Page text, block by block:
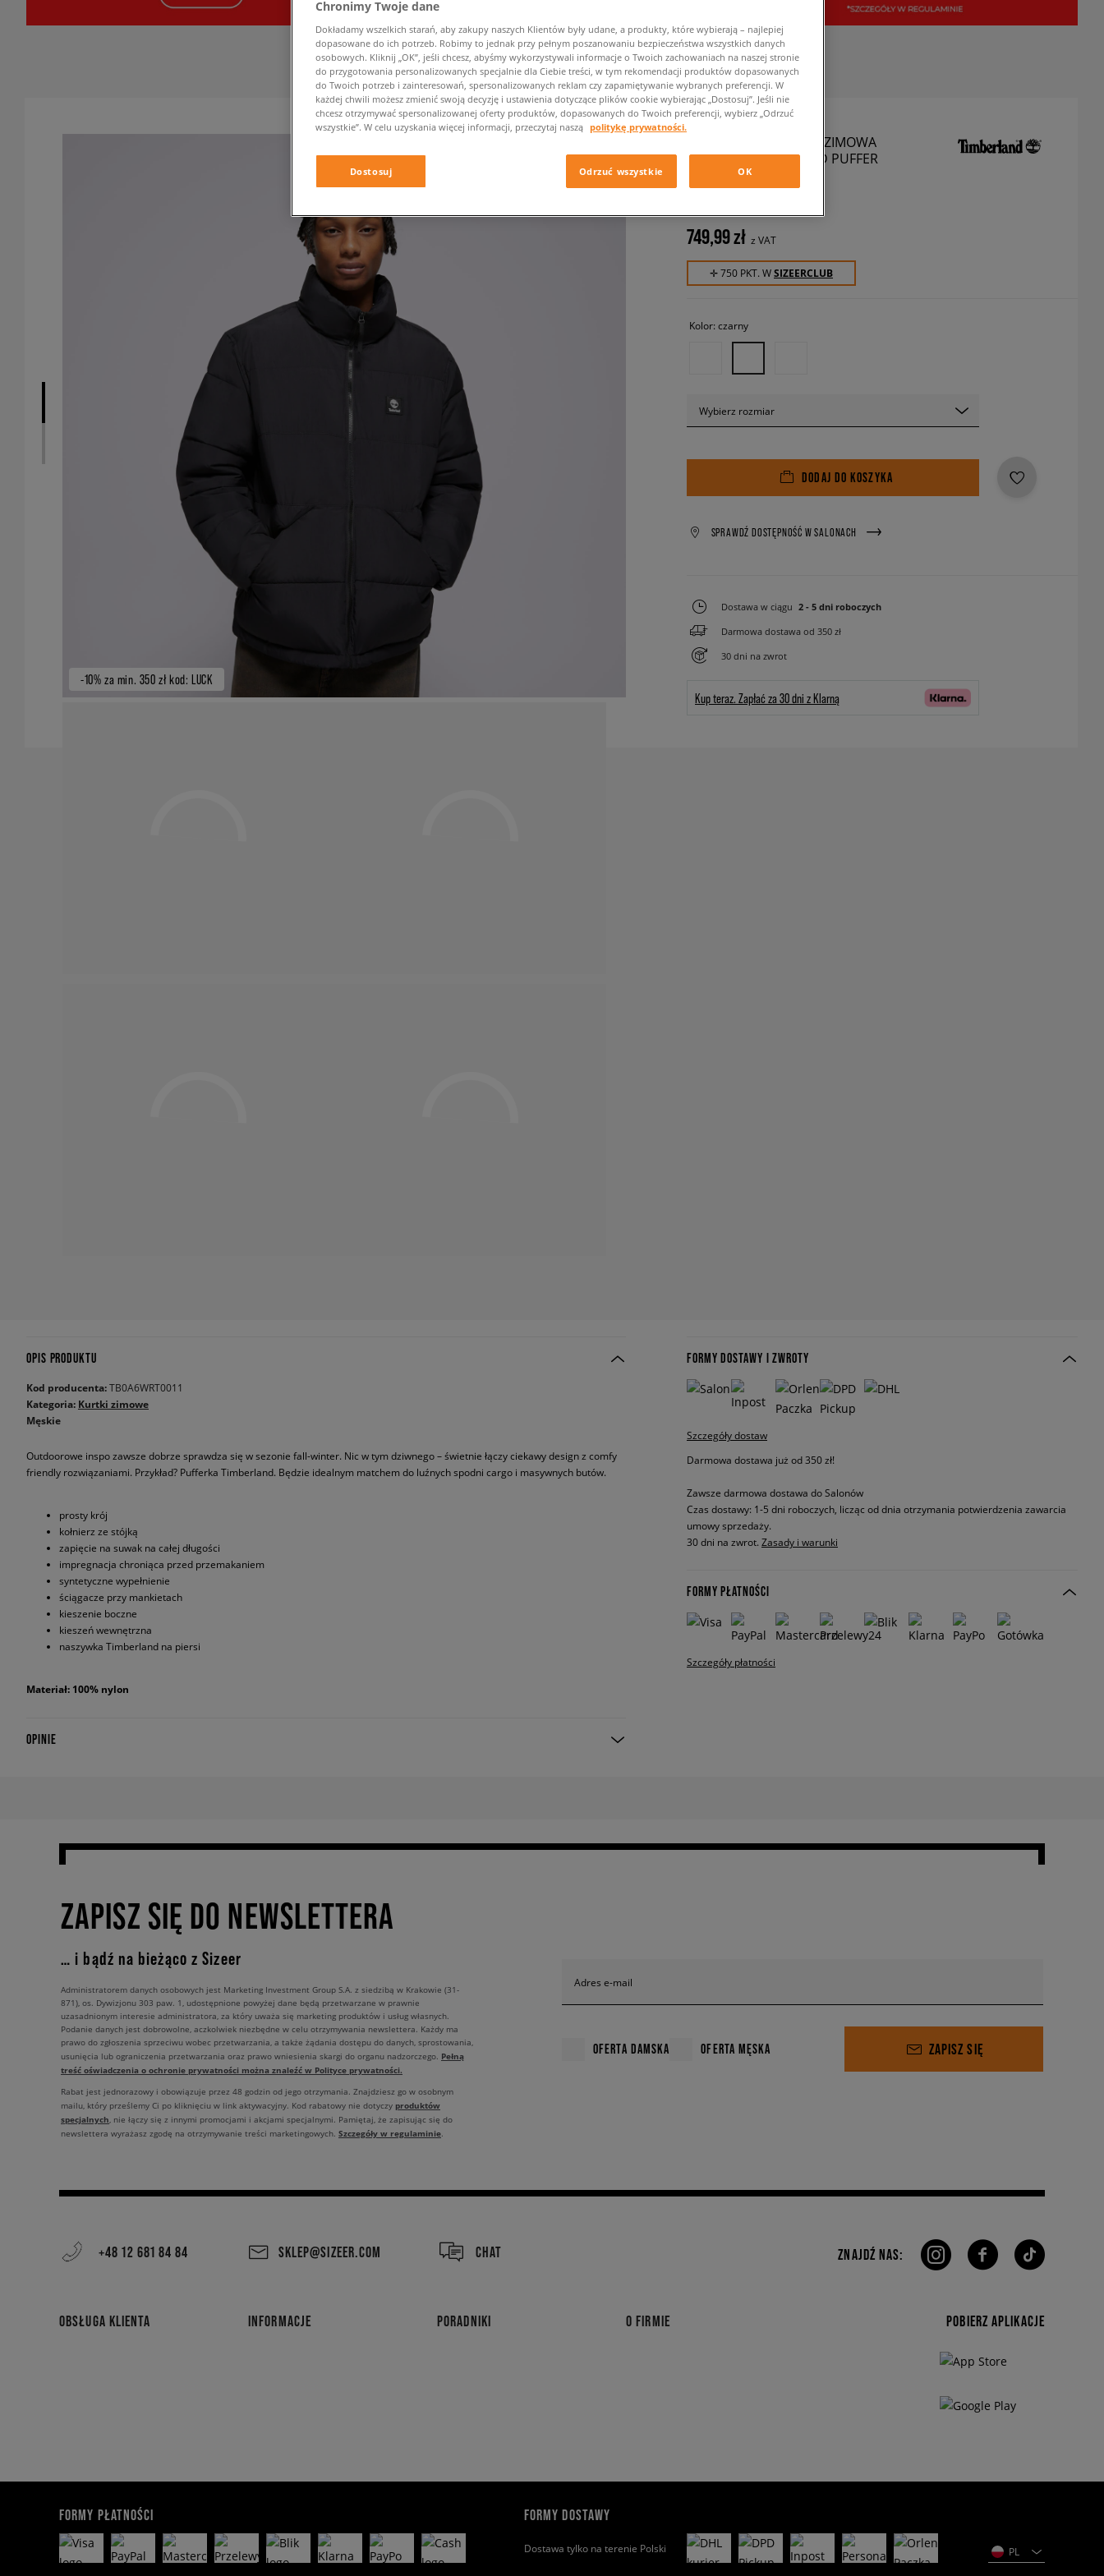
-10% za min. 350 zł kod: LUCK
TIMBERLAND KURTKA ZIMOWA
SYNTHETIC INSULATED PUFFER
749,99 zł z VAT
✛ 750 PKT. WSIZEERCLUB
Kolor: czarny
Wybierz rozmiar
DODAJ DO KOSZYKA
SPRAWDŹ DOSTĘPNOŚĆ W SALONACH
Dostawa w ciągu 2 - 5 dni roboczych
Darmowa dostawa od 350 zł
30 dni na zwrot
Kup teraz. Zapłać za 30 dni z Klarną
OPIS PRODUKTU
Kod producenta:TB0A6WRT0011
Kategoria: Kurtki zimowe
Męskie
Outdoorowe inspo zawsze dobrze sprawdza się w sezonie fall-winter. Nic w tym dziwnego – świetnie łączy ciekawy design z comfy
friendly rozwiązaniami. Przykład? Pufferka Timberland. Będzie idealnym matchem do luźnych spodni cargo i masywnych butów.
prosty krój
kołnierz ze stójką
zapięcie na suwak na całej długości
impregnacja chroniąca przed przemakaniem
syntetyczne wypełnienie
ściągacze przy mankietach
kieszenie boczne
kieszeń wewnętrzna
naszywka Timberland na piersi
Materiał: 100% nylon
OPINIE
FORMY DOSTAWY I ZWROTY
Szczegóły dostaw
Darmowa dostawa już od 350 zł!
Zawsze darmowa dostawa do Salonów
Czas dostawy: 1-5 dni roboczych, licząc od dnia otrzymania potwierdzenia zawarcia
umowy sprzedaży.
30 dni na zwrot. Zasady i warunki
FORMY PŁATNOŚCI
Szczegóły płatności
ZAPISZ SIĘ DO NEWSLETTERA
… i bądź na bieżąco z Sizeer
Adres e-mail
OFERTA DAMSKA OFERTA MĘSKA ZAPISZ SIĘ
Administratorem danych osobowych jest Marketing Investment Group S.A. z siedzibą w Krakowie (31-
871), os. Dywizjonu 303 paw. 1, udostępnione powyżej dane będą przetwarzane w prawnie
uzasadnionym interesie administratora, za który uważa się marketing produktów i usług własnych.
Podanie danych jest dobrowolne, aczkolwiek niezbędne w celu otrzymywania newslettera. Każdy ma
prawo do zgłoszenia sprzeciwu wobec przetwarzania, a także żądania dostępu do danych, sprostowania,
usunięcia lub ograniczenia przetwarzania oraz prawo wniesienia skargi do organu nadzorczego. Pełną
treść oświadczenia o ochronie prywatności można znaleźć w Polityce prywatności.
Rabat jest jednorazowy i obowiązuje przez 48 godzin od jego otrzymania. Znajdziesz go w osobnym
mailu, który prześlemy Ci po kliknięciu w link aktywacyjny. Kod rabatowy nie dotyczy produktów
specjalnych, nie łączy się z innymi promocjami i akcjami specjalnymi. Pamiętaj, że zapisując się do
newslettera wyrażasz zgodę na otrzymywanie treści marketingowych. Szczegóły w regulaminie.
+48 12 681 84 84 SKLEP@SIZEER.COM CHAT
OBSŁUGA KLIENTA INFORMACJE PORADNIKI O FIRMIE
ZNAJDŹ NAS:
POBIERZ APLIKACJE
FORMY PŁATNOŚCI FORMY DOSTAWY
Dostawa tylko na terenie Polski PL
Chronimy Twoje dane
Dokładamy wszelkich starań, aby zakupy naszych Klientów były udane, a produkty, które wybierają – najlepiej
dopasowane do ich potrzeb. Robimy to jednak przy pełnym poszanowaniu bezpieczeństwa wszystkich danych
osobowych. Kliknij „OK”, jeśli chcesz, abyśmy wykorzystywali informacje o Twoich zachowaniach na naszej stronie
do przygotowania personalizowanych specjalnie dla Ciebie treści, w tym rekomendacji produktów dopasowanych
do Twoich potrzeb i zainteresowań, spersonalizowanych reklam czy zapamiętywanie wybranych preferencji. W
każdej chwili możesz zmienić swoją decyzję i ustawienia dotyczące plików cookie wybierając „Dostosuj”. Jeśli nie
chcesz otrzymywać spersonalizowanej oferty produktów, dopasowanych do Twoich preferencji, wybierz „Odrzuć
wszystkie”. W celu uzyskania więcej informacji, przeczytaj naszą politykę prywatności.
Dostosuj Odrzuć wszystkie OK